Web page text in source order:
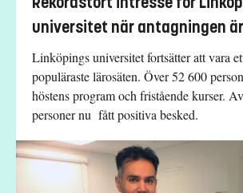
universitet när antagningen
Linköpings universitet fortsätter att vara
populäraste lärosäten. Över 52 600
höstens program och fristående kurser.
personer nu fått positiva besked.